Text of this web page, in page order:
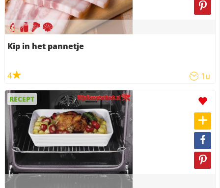
Kip in het pannetje
4 1u
RECEPT